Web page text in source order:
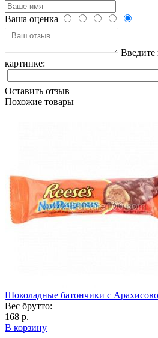
Ваша оценка
Введите
картинке:
Оставить отзыв
Похожие товары
Шоколадные батончики с
Вес брутто:
168 р.
В корзину